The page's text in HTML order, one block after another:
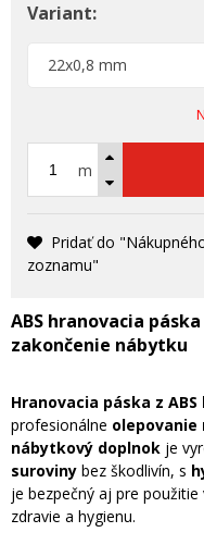
Variant:
22x0,8 mm
m
Pridať do
zoznamu"
ABS hranovacia
zakončenie nábytku
Hranovacia páska z
profesionálne olepovanie
nábytkový doplnok je
suroviny bez škodlivín, s
je bezpečný aj pre
zdravie a hygienu.